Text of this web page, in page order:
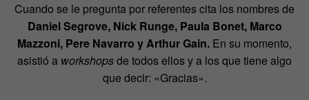
Cuando se le pregunta por referentes cita los nombres de
Daniel Segrove, Nick Runge, Paula Bonet, Marco
Mazzoni, Pere Navarro y Arthur Gain. En su momento,
asistió a workshopsde todos ellos y a los que tiene algo
que decir: «Gracias».